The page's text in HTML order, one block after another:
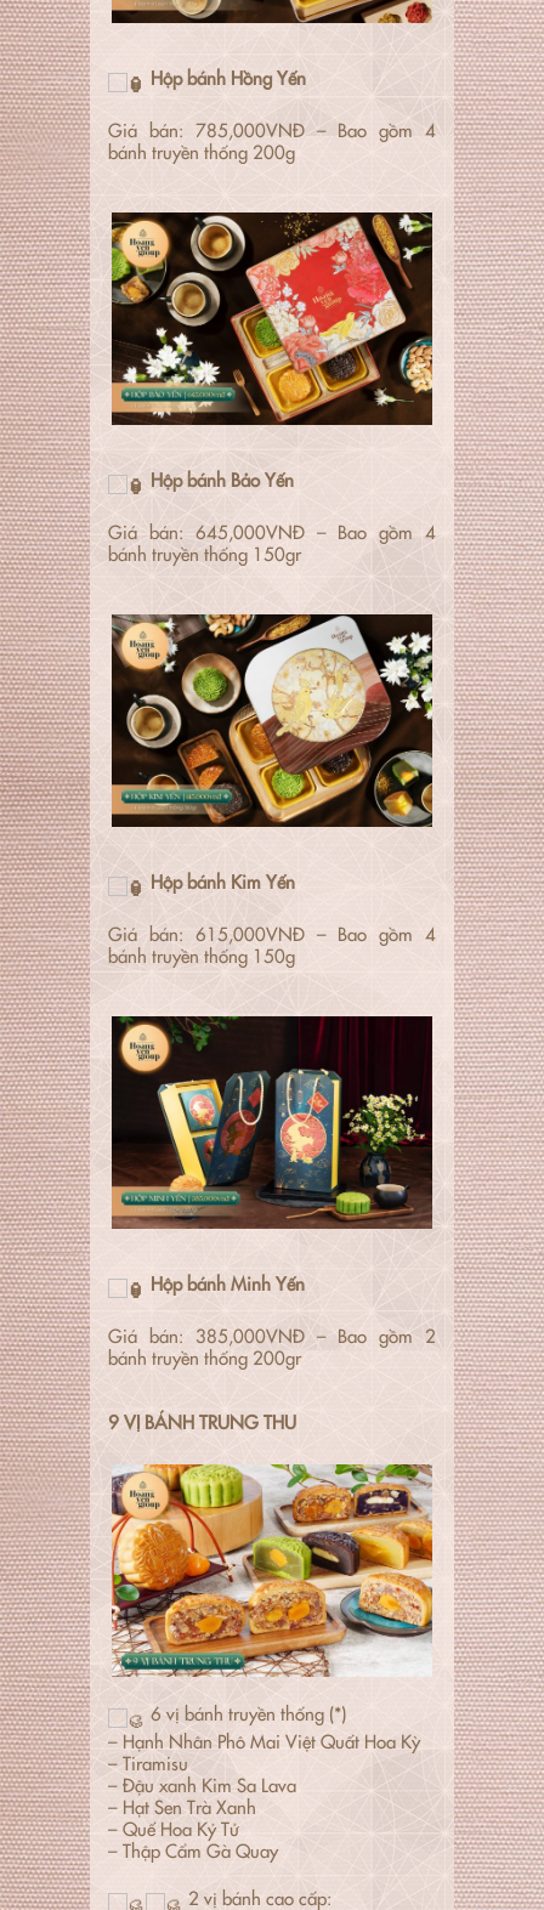
Hộp bánh Hồng Yến
Giá bán: 785,000VNĐ – Bao gồm 4
bánh truyền thống 200g
Hộp bánh Bảo Yến
Giá bán: 645,000VNĐ – Bao gồm 4
bánh truyền thống 150gr
Hộp bánh Kim Yến
Giá bán: 615,000VNĐ – Bao gồm 4
bánh truyền thống 150g
Hộp bánh Minh Yến
Giá bán: 385,000VNĐ – Bao gồm 2
bánh truyền thống 200gr
9 VỊ BÁNH TRUNG THU
6 vị bánh truyền thống (*)
– Hạnh Nhân Phô Mai Việt Quất Hoa Kỳ
– Tiramisu
– Đậu xanh Kim Sa Lava
– Hạt Sen Trà Xanh
– Quế Hoa Kỷ Tử
– Thập Cẩm Gà Quay
2 vị bánh cao cấp: